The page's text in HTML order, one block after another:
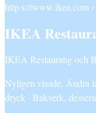
http s://www.ikea.com ›
IKEA
IKEA Restaurang och
Nyligen visade. Ändra
dryck · Bakverk,